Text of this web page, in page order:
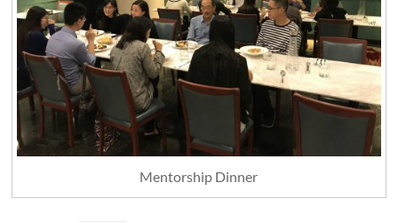
Mentorship Dinner